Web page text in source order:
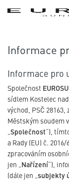
Informace
Informace pro
Společnost
sídlem Kostelec
východ, PSČ
Městským soudem
„Společnost“),
a Rady (EU) č.
zpracováním
jen „Nařízení“),
(dále jen „subjekty